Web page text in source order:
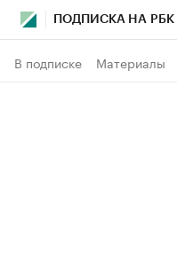
ПОДПИСКА НА РБК
В подписке Материалы